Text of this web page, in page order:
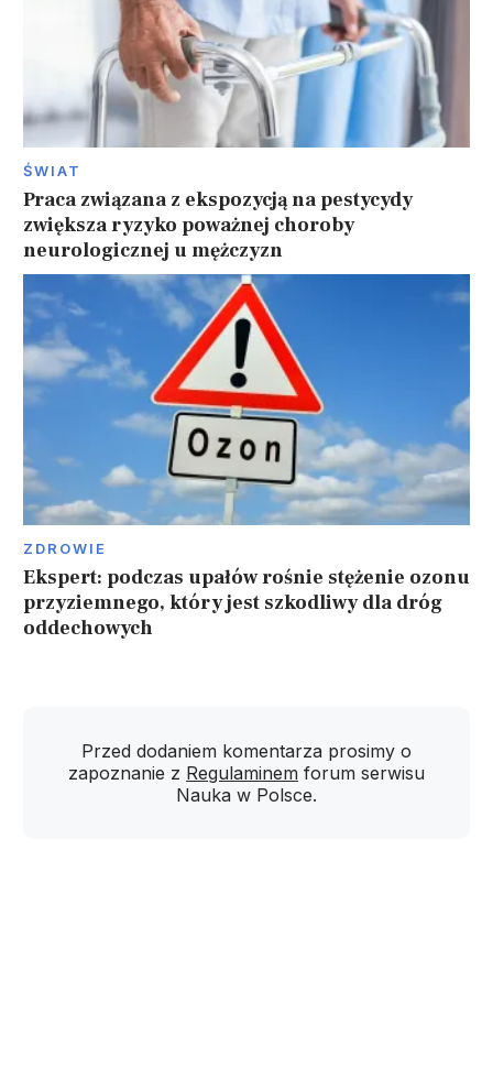
ŚWIAT
Praca związana z ekspozycją na pestycydy
zwiększa ryzyko poważnej choroby
neurologicznej u mężczyzn
ZDROWIE
Ekspert: podczas upałów rośnie stężenie ozonu
przyziemnego, który jest szkodliwy dla dróg
oddechowych
Przed dodaniem komentarza prosimy o
zapoznanie z Regulaminem forum serwisu
Nauka w Polsce.